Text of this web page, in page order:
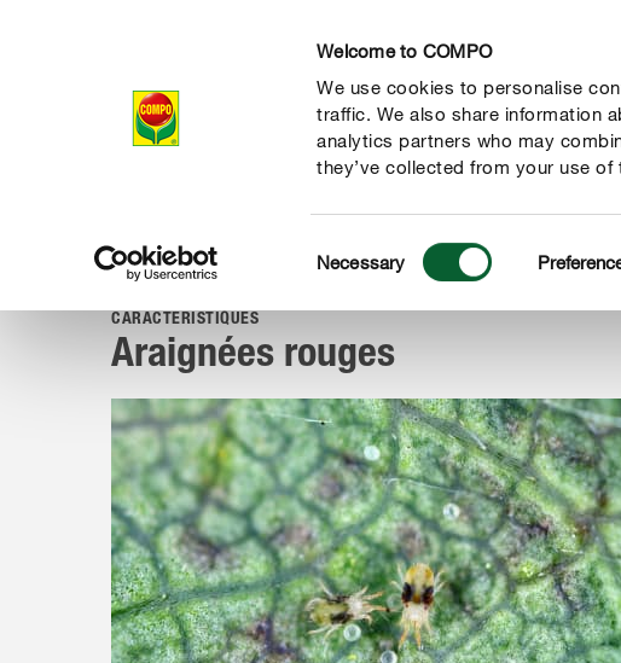
Welcome to COMPO
We use cookies to personalise
traffic. We also share information
analytics partners who may
they’ve collected from your use of
Selection
Necessary
Produits Conseil
COMPOConseil Portraits de ravageurs Insectes Araignées rouges
CARACTÉRISTIQUES
Araignées rouges